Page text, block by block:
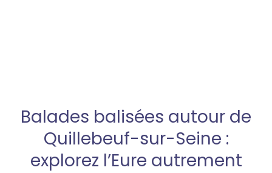
Balades balisées autour de
Quillebeuf-sur-Seine :
explorez l’Eure autrement